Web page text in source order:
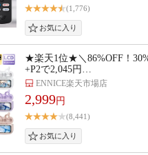
(1,776)
★楽天1位★＼86%OFF！
+P2で2,045円…
ENNICE楽天市場店
2,999円
(8,441)